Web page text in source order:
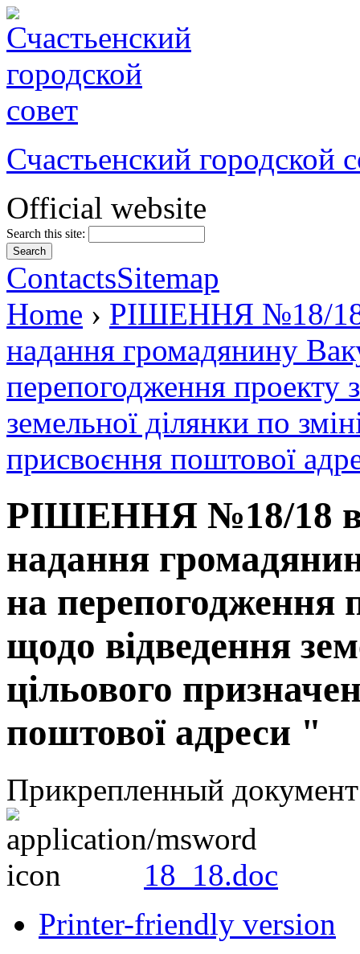
Счастьенский городской
Official website
Search this site:
ContactsSitemap
Home › РІШЕННЯ №18/18
надання громадянину
перепогодження проекту
земельної ділянки по
присвоєння поштової
РІШЕННЯ №18/18
надання
на перепогодження
щодо відведення
цільового
поштової адреси "
Прикрепленный
18_18.doc
Printer-friendly version